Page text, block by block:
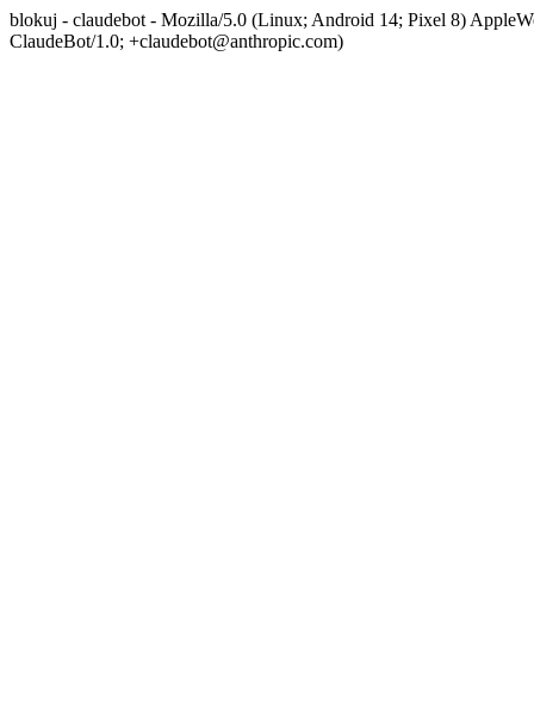
blokuj - claudebot - Mozilla/5.0 (Linux; Android 14; Pixel 8)
ClaudeBot/1.0; +claudebot@anthropic.com)